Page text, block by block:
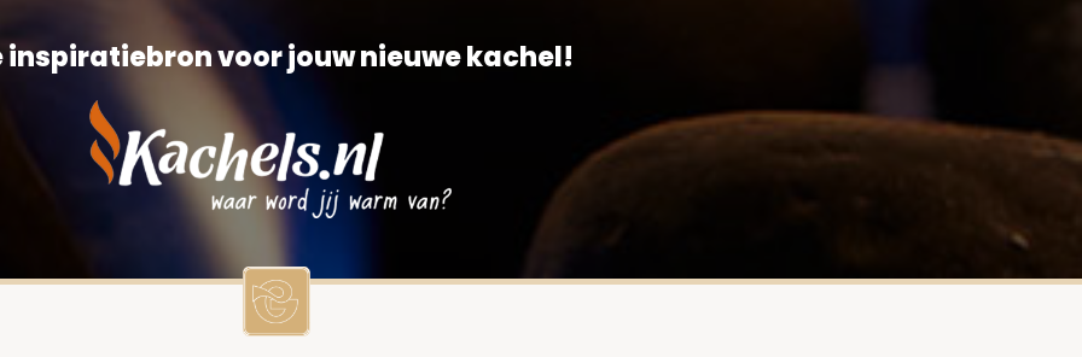
inspiratiebron voor jouw nieuwe kachel!